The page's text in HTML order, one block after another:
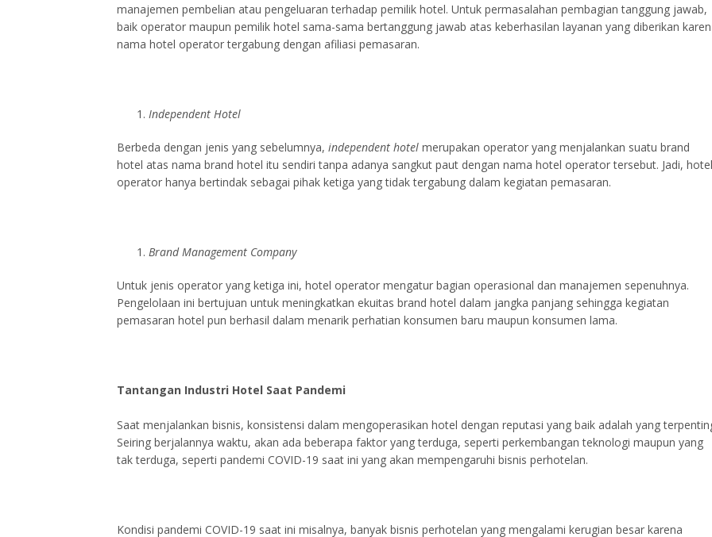
manajemen pembelian atau pengeluaran terhadap pemilik hotel. Untuk permasalahan pembagian tanggung jawab,
baik operator maupun pemilik hotel sama-sama bertanggung jawab atas keberhasilan layanan yang diberikan
nama hotel operator tergabung dengan afiliasi pemasaran.
Independent Hotel
Berbeda dengan jenis yang sebelumnya, independent hotel merupakan operator yang menjalankan suatu brand
hotel atas nama brand hotel itu sendiri tanpa adanya sangkut paut dengan nama hotel operator tersebut. Jadi, hotel
operator hanya bertindak sebagai pihak ketiga yang tidak tergabung dalam kegiatan pemasaran.
Brand Management Company
Untuk jenis operator yang ketiga ini, hotel operator mengatur bagian operasional dan manajemen sepenuhnya.
Pengelolaan ini bertujuan untuk meningkatkan ekuitas brand hotel dalam jangka panjang sehingga kegiatan
pemasaran hotel pun berhasil dalam menarik perhatian konsumen baru maupun konsumen lama.
Tantangan Industri Hotel Saat Pandemi
Saat menjalankan bisnis, konsistensi dalam mengoperasikan hotel dengan reputasi yang baik adalah yang
Seiring berjalannya waktu, akan ada beberapa faktor yang terduga, seperti perkembangan teknologi maupun yang
tak terduga, seperti pandemi COVID-19 saat ini yang akan mempengaruhi bisnis perhotelan.
Kondisi pandemi COVID-19 saat ini misalnya, banyak bisnis perhotelan yang mengalami kerugian besar karena